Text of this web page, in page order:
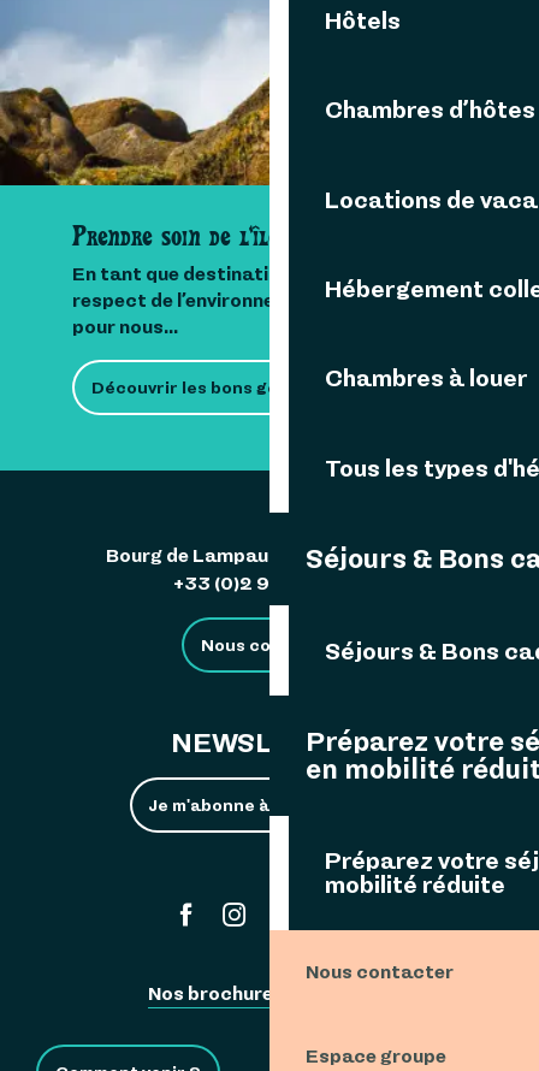
Hôtels
Chambres d’hôtes
Locations de
Hébergement
Chambres à louer
Tous les types
Séjours & Bons
Séjours & Bons
Préparez votre
en mobilité
Préparez votre
mobilité réduite
Nous contacter
Espace groupe
Contactez-nous
Prendre soin de l'île
En tant que destination insulaire, le
respect de l’environnement est important
pour nous...
Découvrir les bons gestes
Bourg de Lampaul 29242 Ouessant
+33 (0)2 98 48 85 83
Nous contacter
NEWSLETTER
Je m'abonne à la newsletter
Nos brochures